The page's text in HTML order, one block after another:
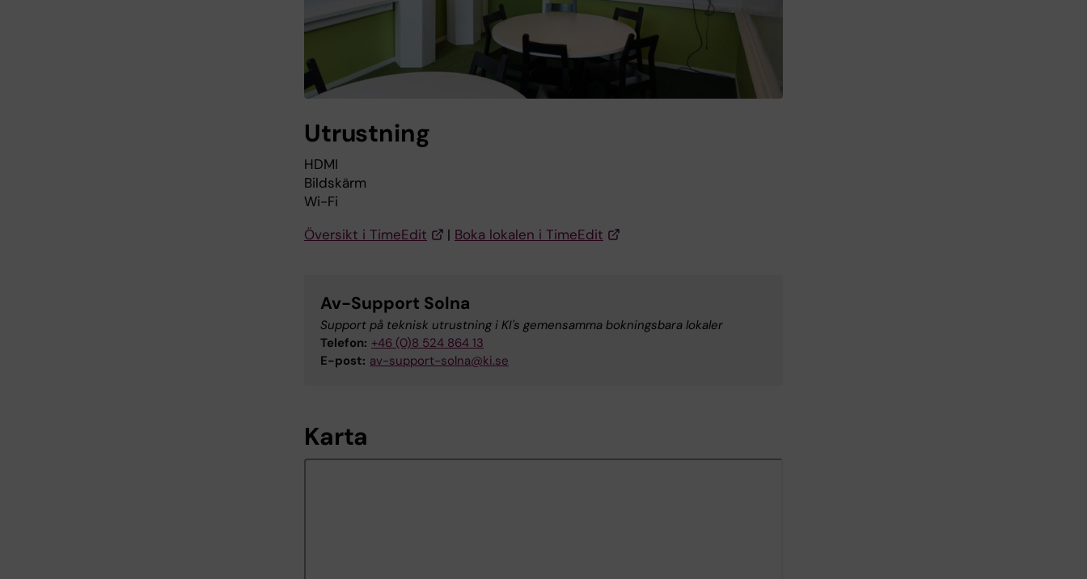
Utrustning
HDMI
Bildskärm
Wi-Fi
Översikt i TimeEdit
| Boka lokalen i TimeEdit
Av-Support Solna
Support på teknisk utrustning i KI's gemensamma bokningsbara lokaler
Telefon: +46 (0)8 524 864 13
E-post: av-support-solna@ki.se
Karta